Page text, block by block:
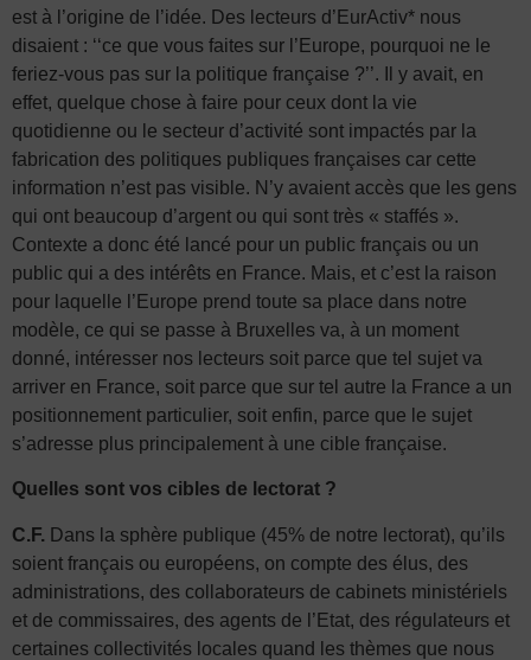
est à l’origine de l’idée. Des lecteurs d’EurActiv* nous
disaient : ‘‘ce que vous faites sur l’Europe, pourquoi ne le
feriez-vous pas sur la politique française ?’’. Il y avait, en
effet, quelque chose à faire pour ceux dont la vie
quotidienne ou le secteur d’activité sont impactés par la
fabrication des politiques publiques françaises car cette
information n’est pas visible. N’y avaient accès que les gens
qui ont beaucoup d’argent ou qui sont très « staffés ».
Contexte a donc été lancé pour un public français ou un
public qui a des intérêts en France. Mais, et c’est la raison
pour laquelle l’Europe prend toute sa place dans notre
modèle, ce qui se passe à Bruxelles va, à un moment
donné, intéresser nos lecteurs soit parce que tel sujet va
arriver en France, soit parce que sur tel autre la France a un
positionnement particulier, soit enfin, parce que le sujet
s’adresse plus principalement à une cible française.
Quelles sont vos cibles de lectorat ?
C.F. Dans la sphère publique (45% de notre lectorat), qu’ils
soient français ou européens, on compte des élus, des
administrations, des collaborateurs de cabinets ministériels
et de commissaires, des agents de l’Etat, des régulateurs et
certaines collectivités locales quand les thèmes que nous